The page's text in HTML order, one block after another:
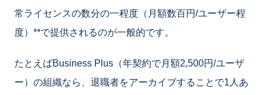
常ライセンスの数分の一程度（月額数百円/ユーザー程
度）**で提供されるのが一般的です。
たとえばBusiness Plus（年契約で月額2,500円/ユーザ
ー）の組織なら、退職者をアーカイブすることで1人あ